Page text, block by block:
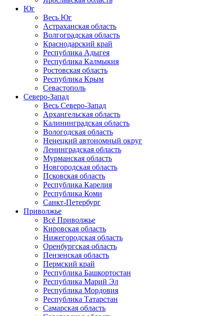
Юг
Весь Юг
Астраханская область
Волгоградская область
Краснодарский край
Республика Адыгея
Республика Калмыкия
Ростовская область
Республика Крым
Севастополь
Северо-Запад
Весь Северо-Запад
Архангельская область
Калининградская область
Вологодская область
Ненецкий автономный округ
Ленинградская область
Мурманская область
Новгородская область
Псковская область
Республика Карелия
Республика Коми
Санкт-Петербург
Приволжье
Всё Приволжье
Кировская область
Нижегородская область
Оренбургская область
Пензенская область
Пермский край
Республика Башкортостан
Республика Марий Эл
Республика Мордовия
Республика Татарстан
Самарская область